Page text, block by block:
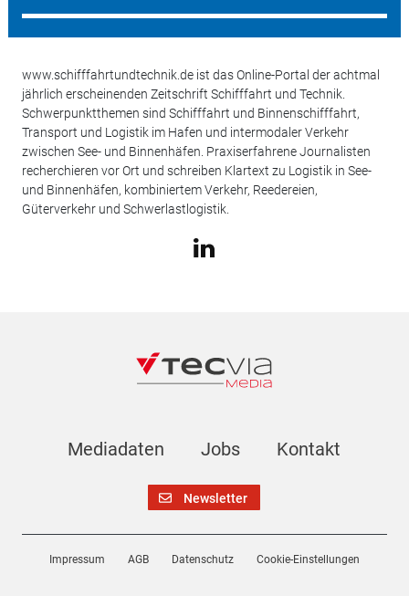
www.schifffahrtundtechnik.de ist das Online-Portal der achtmal
jährlich erscheinenden Zeitschrift Schifffahrt und Technik.
Schwerpunktthemen sind Schifffahrt und Binnenschifffahrt,
Transport und Logistik im Hafen und intermodaler Verkehr
zwischen See- und Binnenhäfen. Praxiserfahrene Journalisten
recherchieren vor Ort und schreiben Klartext zu Logistik in See-
und Binnenhäfen, kombiniertem Verkehr, Reedereien,
Güterverkehr und Schwerlastlogistik.
Mediadaten Jobs Kontakt
Newsletter
Impressum AGB Datenschutz Cookie-Einstellungen